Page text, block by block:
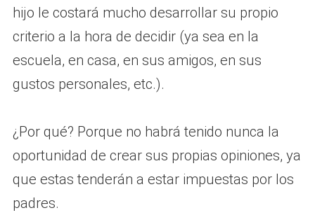
hijo le costará mucho desarrollar su propio
criterio a la hora de decidir (ya sea en la
escuela, en casa, en sus amigos, en sus
gustos personales, etc.).
¿Por qué? Porque no habrá tenido nunca la
oportunidad de crear sus propias opiniones, ya
que estas tenderán a estar impuestas por los
padres.